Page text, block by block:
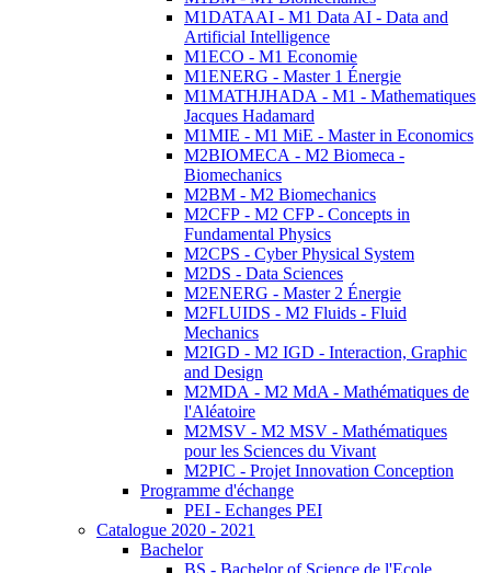
M1DATAAI - M1 Data AI - Data and
Artificial Intelligence
M1ECO - M1 Economie
M1ENERG - Master 1 Énergie
M1MATHJHADA - M1 - Mathematiques
Jacques Hadamard
M1MIE - M1 MiE - Master in Economics
M2BIOMECA - M2 Biomeca -
Biomechanics
M2BM - M2 Biomechanics
M2CFP - M2 CFP - Concepts in
Fundamental Physics
M2CPS - Cyber Physical System
M2DS - Data Sciences
M2ENERG - Master 2 Énergie
M2FLUIDS - M2 Fluids - Fluid
Mechanics
M2IGD - M2 IGD - Interaction, Graphic
and Design
M2MDA - M2 MdA - Mathématiques de
l'Aléatoire
M2MSV - M2 MSV - Mathématiques
pour les Sciences du Vivant
M2PIC - Projet Innovation Conception
Programme d'échange
PEI - Echanges PEI
Catalogue 2020 - 2021
Bachelor
BS - Bachelor of Science de l'Ecole